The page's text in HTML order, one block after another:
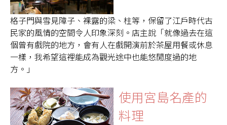
格子門與雪見障子、裸露的梁、柱等，保留了江戶時代古
民家的風情的空間令人印象深刻。店主說「就像過去在這
個曾有戲院的地方，會有人在戲開演前於茶屋用餐或休息
一樣，我希望這裡能成為觀光途中也能悠閒度過的地
方。」
使用宮島名產的
料理